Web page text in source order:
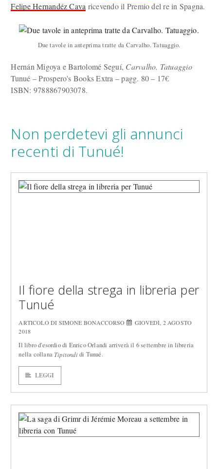
Felipe Hernandéz Cava ricevendo il Premio del re in Spagna.
Due tavole in anteprima tratte da Carvalho. Tatuaggio.
Hernán Migoya e Bartolomé Seguí, Carvalho. Tatuaggio
Tunué – Prospero's Books Extra – pagg. 80 – 17€
ISBN: 9788867903078.
Non perdetevi gli annunci
recenti di Tunué!
Il fiore della strega in libreria per
Tunué
ARTICOLO DI SIMONE BONACCORSO
GIOVEDÌ, 2 AGOSTO
2018
Il libro d'esordio di Enrico Orlandi arriverà il 6 settembre in libreria
nella collana Tipitondidi Tunué.
LEGGI